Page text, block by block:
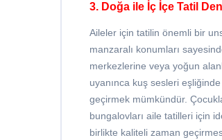
3. Doğa ile İç İçe Tatil
Aileler için tatilin önemli bir
manzaralı konumları
merkezlerine veya yoğun
uyanınca kuş sesleri
geçirmek mümkündür.
bungalovları aile tatilleri için
birlikte kaliteli zaman